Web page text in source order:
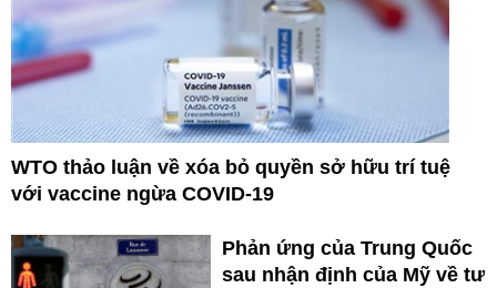
WTO thảo luận về xóa bỏ quyền sở hữu trí tuệ
với vaccine ngừa COVID-19
Phản ứng của Trung Quốc
sau nhận định của Mỹ về tư